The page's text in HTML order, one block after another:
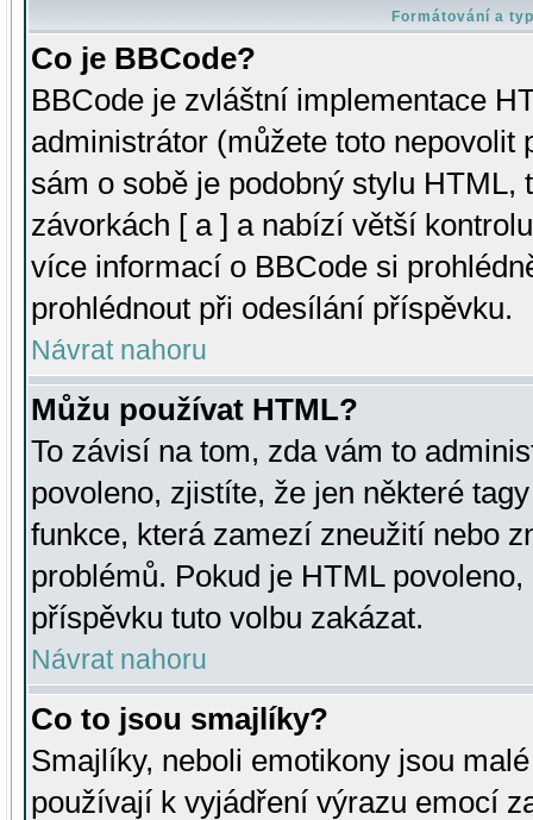
Formátování a
Co je BBCode?
BBCode je zvláštní implementace
administrátor (můžete toto
sám o sobě je podobný stylu HTML,
závorkách [ a ] a nabízí větší
více informací o BBCode si
prohlédnout při odesílání příspěvku.
Návrat nahoru
Můžu používat HTML?
To závisí na tom, zda vám to
povoleno, zjistíte, že jen některé
funkce, která zamezí zneužití nebo
problémů. Pokud je HTML
příspěvku tuto volbu zakázat.
Návrat nahoru
Co to jsou smajlíky?
Smajlíky, neboli emotikony jsou
používají k vyjádření výrazu emocí